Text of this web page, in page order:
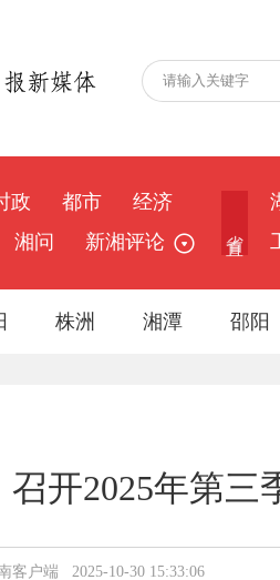
政 都市
经济
湘问 新湘评论
株洲 湘潭 邵阳
召开2025年第
客户端 2025-10-30 15:33:06